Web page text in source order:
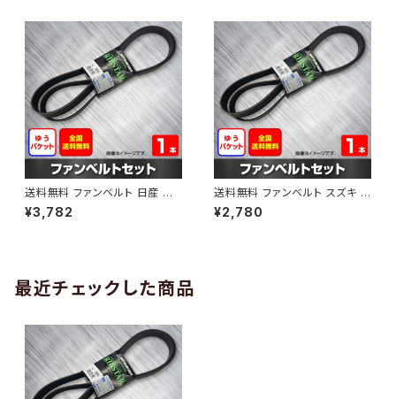
送料無料 ファンベルト 日産 キ
ューブ 型式Z12 H20.11～H24.
10 （国内トップメーカー） 1本 H
¥3,782
送料無料 ファンベルト スズキ ワ
ゴンR 型式MH34S H24.09～
H29.02 （国内トップメーカー）
¥2,780
最近チェックした商品